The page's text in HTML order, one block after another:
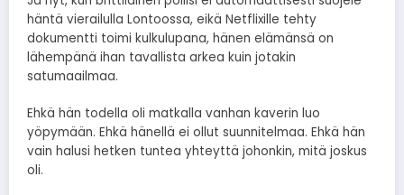
häntä vierailulla Lontoossa, eikä Netflixille tehty
dokumentti toimi kulkulupana, hänen elämänsä on
lähempänä ihan tavallista arkea kuin jotakin
satumaailmaa.
Ehkä hän todella oli matkalla vanhan kaverin luo
yöpymään. Ehkä hänellä ei ollut suunnitelmaa. Ehkä hän
vain halusi hetken tuntea yhteyttä johonkin, mitä joskus
oli.